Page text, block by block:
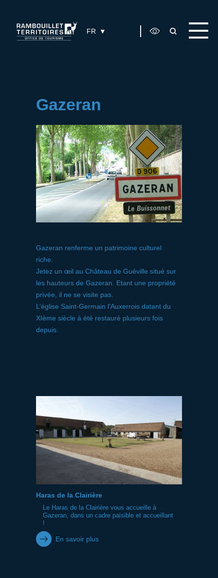
FR
Gazeran
Gazeran renferme un patrimoine culturel
riche.
Jetez un œil au Château de Guéville situé sur
les hauteurs de Gazeran. Etant une propriété
privée, il ne se visite pas.
L’église Saint-Germain l’Auxerrois datant du
XIème siècle à été restauré plusieurs fois
depuis.
Haras de la Clairière
Le Haras de la Clairière vous accueille à
Gazeran, dans un cadre paisible et accueillant
!
En savoir plus